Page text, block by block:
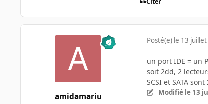
Citer
amidamariu
Posté(e) le 13
un port IDE = un
soit 2dd, 2
SCSI et SATA
Modifié le 13